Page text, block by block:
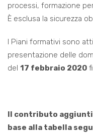
processi, formazione
È esclusa la sicurezza
I Piani formativi sono
presentazione delle
del 17 febbraio 2020
Il contributo
base alla tabella